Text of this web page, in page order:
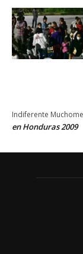
Indiferente
en Honduras 2009